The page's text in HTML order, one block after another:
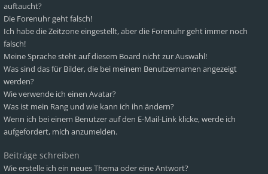
auftaucht?
Die Forenuhr geht falsch!
Ich habe die Zeitzone eingestellt, aber die Forenuhr geht immer noch
falsch!
Meine Sprache steht auf diesem Board nicht zur Auswahl!
Was sind das für Bilder, die bei meinem Benutzernamen angezeigt
werden?
Wie verwende ich einen Avatar?
Was ist mein Rang und wie kann ich ihn ändern?
Wenn ich bei einem Benutzer auf den E-Mail-Link klicke, werde ich
aufgefordert, mich anzumelden.
Beiträge schreiben
Wie erstelle ich ein neues Thema oder eine Antwort?